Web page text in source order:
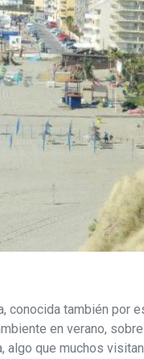
también por
en verano,
que muchos